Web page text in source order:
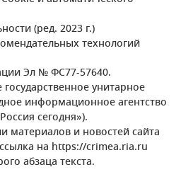
(ред. 2023 г.)
технологий
Эл № ФС77-57640.
унитарное
информационное агентство
сегодня»).
материалов и новостей сайта
на https://crimea.ria.ru
абзаца текста.